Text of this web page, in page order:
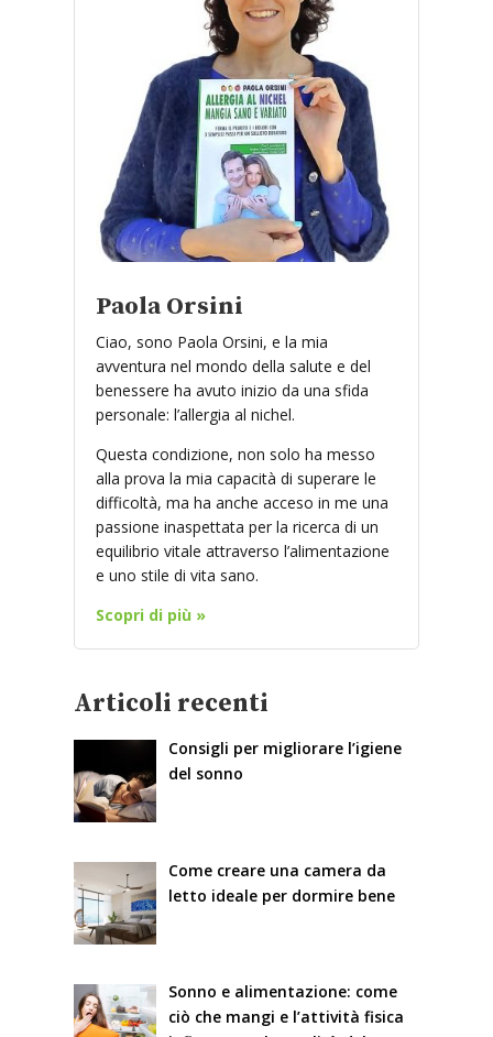
Paola Orsini
Ciao, sono Paola Orsini, e la mia
avventura nel mondo della salute e del
benessere ha avuto inizio da una sfida
personale: l’allergia al nichel.
Questa condizione, non solo ha messo
alla prova la mia capacità di superare le
difficoltà, ma ha anche acceso in me una
passione inaspettata per la ricerca di un
equilibrio vitale attraverso l’alimentazione
e uno stile di vita sano.
Scopri di più »
Articoli recenti
Consigli per migliorare l’igiene
del sonno
Come creare una camera da
letto ideale per dormire bene
Sonno e alimentazione: come
ciò che mangi e l’attività fisica